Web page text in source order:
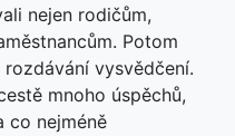
nejen rodičům,
Potom
vysvědčení.
mnoho úspěchů,
co nejméně